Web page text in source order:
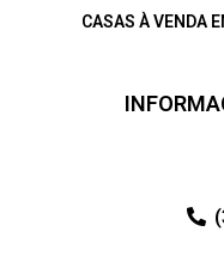
CASAS À VENDA